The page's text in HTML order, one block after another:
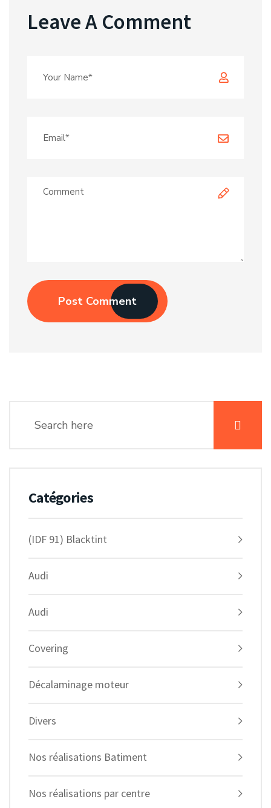
Leave A Comment
Post Comment
Catégories
(IDF 91) Blacktint
Audi
Audi
Covering
Décalaminage moteur
Divers
Nos réalisations Batiment
Nos réalisations par centre